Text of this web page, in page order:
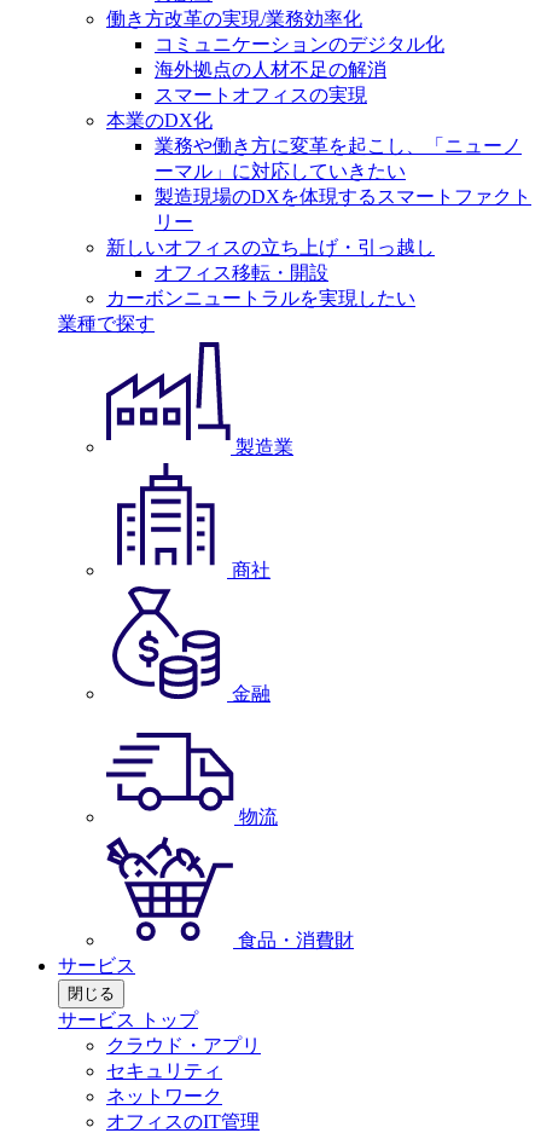
働き方改革の実現/業務効率化
コミュニケーションのデジタル化
海外拠点の人材不足の解消
スマートオフィスの実現
本業のDX化
業務や働き方に変革を起こし、「ニューノ
ーマル」に対応していきたい
製造現場のDXを体現するスマートファクト
リー
新しいオフィスの立ち上げ・引っ越し
オフィス移転・開設
カーボンニュートラルを実現したい
業種で探す
製造業
商社
金融
物流
食品・消費財
サービス
閉じる
サービス トップ
クラウド・アプリ
セキュリティ
ネットワーク
オフィスのIT管理